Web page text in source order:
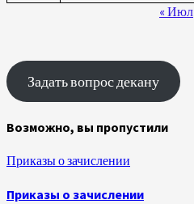
« Июл
Задать вопрос декану
Возможно, вы пропустили
Приказы о зачислении
Приказы о зачислении